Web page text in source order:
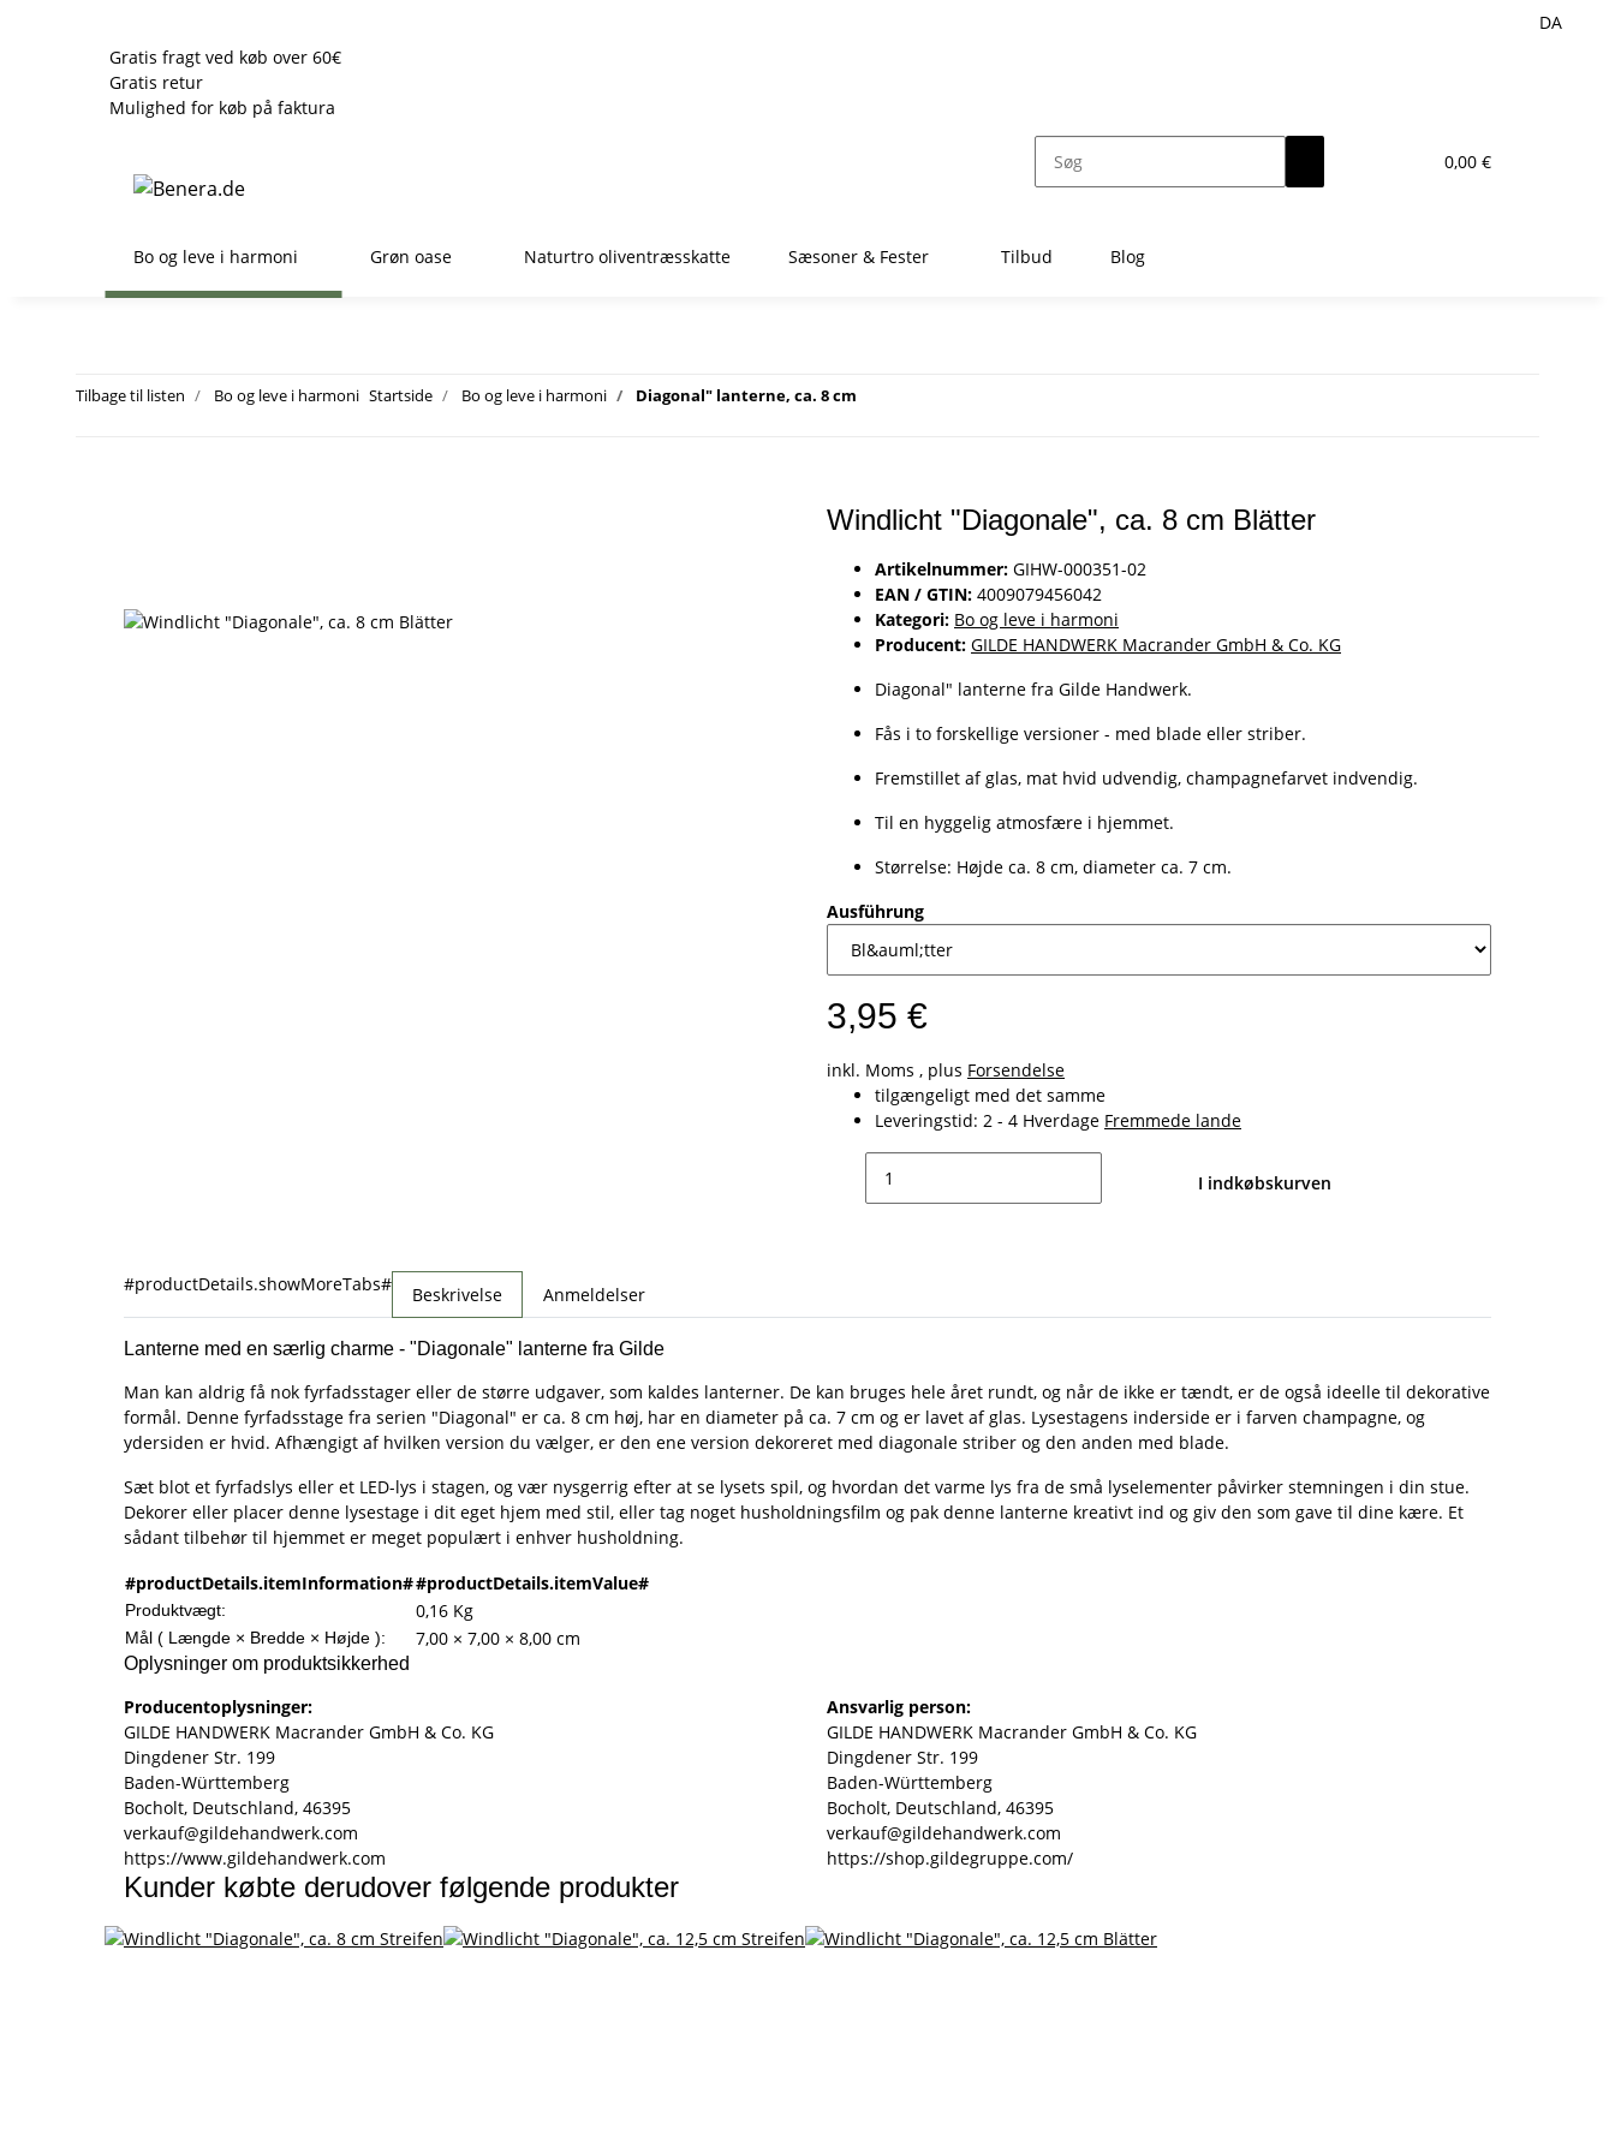
DA
Gratis fragt ved køb over 60€
Gratis retur
Mulighed for køb på faktura
0,00 €
Bo og leve i harmoni Grøn oase Naturtro oliventræsskatte Sæsoner & Fester Tilbud Blog
Tilbage til listen Bo og leve i harmoni Startside Bo og leve i harmoni Diagonal" lanterne, ca. 8 cm
Windlicht "Diagonale", ca. 8 cm Blätter
Artikelnummer: GIHW-000351-02
EAN / GTIN: 4009079456042
Kategori: Bo og leve i harmoni
Producent: GILDE HANDWERK Macrander GmbH & Co. KG
Diagonal" lanterne fra Gilde Handwerk.
Fås i to forskellige versioner - med blade eller striber.
Fremstillet af glas, mat hvid udvendig, champagnefarvet indvendig.
Til en hyggelig atmosfære i hjemmet.
Størrelse: Højde ca. 8 cm, diameter ca. 7 cm.
Ausführung
3,95 €
inkl. Moms , plus Forsendelse
tilgængeligt med det samme
Leveringstid: 2 - 4 Hverdage Fremmede lande
I indkøbskurven
#productDetails.showMoreTabs# Beskrivelse Anmeldelser
Lanterne med en særlig charme - "Diagonale" lanterne fra Gilde
Man kan aldrig få nok fyrfadsstager eller de større udgaver, som kaldes lanterner. De kan bruges hele året rundt, og når de ikke er tændt, er de også ideelle til dekorative
formål. Denne fyrfadsstage fra serien "Diagonal" er ca. 8 cm høj, har en diameter på ca. 7 cm og er lavet af glas. Lysestagens inderside er i farven champagne, og
ydersiden er hvid. Afhængigt af hvilken version du vælger, er den ene version dekoreret med diagonale striber og den anden med blade.
Sæt blot et fyrfadslys eller et LED-lys i stagen, og vær nysgerrig efter at se lysets spil, og hvordan det varme lys fra de små lyselementer påvirker stemningen i din stue.
Dekorer eller placer denne lysestage i dit eget hjem med stil, eller tag noget husholdningsfilm og pak denne lanterne kreativt ind og giv den som gave til dine kære. Et
sådant tilbehør til hjemmet er meget populært i enhver husholdning.
#productDetails.itemInformation##productDetails.itemValue#
Produktvægt: 0,16 Kg
Mål ( Længde × Bredde × Højde ): 7,00 × 7,00 × 8,00 cm
Oplysninger om produktsikkerhed
Producentoplysninger:
GILDE HANDWERK Macrander GmbH & Co. KG
Dingdener Str. 199
Baden-Württemberg
Bocholt, Deutschland, 46395
verkauf@gildehandwerk.com
https://www.gildehandwerk.com
Ansvarlig person:
GILDE HANDWERK Macrander GmbH & Co. KG
Dingdener Str. 199
Baden-Württemberg
Bocholt, Deutschland, 46395
verkauf@gildehandwerk.com
https://shop.gildegruppe.com/
Kunder købte derudover følgende produkter